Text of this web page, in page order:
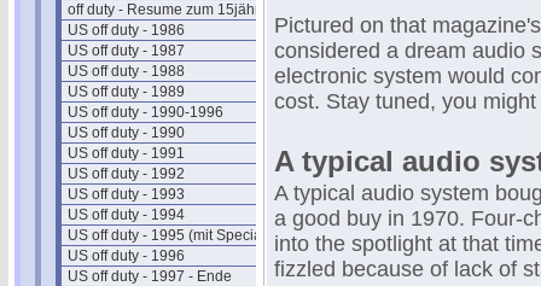
off duty - Resume zum 15jährigen
US off duty - 1986
US off duty - 1987
US off duty - 1988
US off duty - 1989
US off duty - 1990-1996
US off duty - 1990
US off duty - 1991
US off duty - 1992
US off duty - 1993
US off duty - 1994
US off duty - 1995 (mit Special)
US off duty - 1996
US off duty - 1997 - Ende
Pictured on that
considered a dream audio
electronic system would
cost. Stay tuned, you
A typical audio
A typical audio system
a good buy in 1970. Four-
into the spotlight at that
fizzled because of lack of